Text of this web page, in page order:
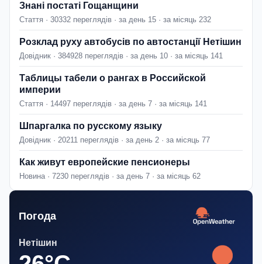
Знані постаті Гощанщини
Стаття · 30332 переглядів · за день 15 · за місяць 232
Розклад руху автобусів по автостанції Нетішин
Довідник · 384928 переглядів · за день 10 · за місяць 141
Таблицы табели о рангах в Российской
империи
Стаття · 14497 переглядів · за день 7 · за місяць 141
Шпаргалка по русскому языку
Довідник · 20211 переглядів · за день 2 · за місяць 77
Как живут европейские пенсионеры
Новина · 7230 переглядів · за день 7 · за місяць 62
Погода
Нетішин